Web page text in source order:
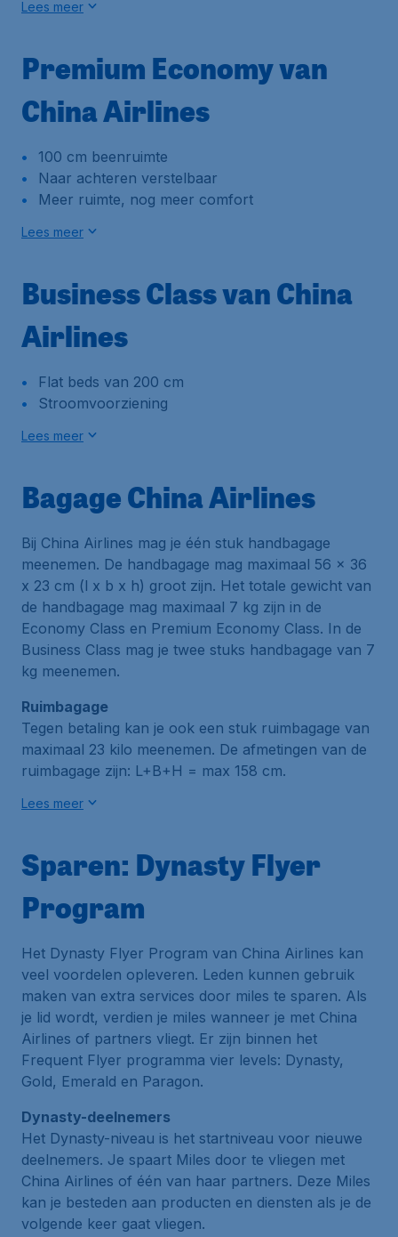
Lees meer
Premium Economy van
China Airlines
100 cm beenruimte
Naar achteren verstelbaar
Meer ruimte, nog meer comfort
Lees meer
Business Class van China
Airlines
Flat beds van 200 cm
Stroomvoorziening
Lees meer
Bagage China Airlines
Bij China Airlines mag je één stuk handbagage
meenemen. De handbagage mag maximaal 56 x 36
x 23 cm (l x b x h) groot zijn. Het totale gewicht van
de handbagage mag maximaal 7 kg zijn in de
Economy Class en Premium Economy Class. In de
Business Class mag je twee stuks handbagage van 7
kg meenemen.
Ruimbagage
Tegen betaling kan je ook een stuk ruimbagage van
maximaal 23 kilo meenemen. De afmetingen van de
ruimbagage zijn: L+B+H = max 158 cm.
Lees meer
Sparen: Dynasty Flyer
Program
Het Dynasty Flyer Program van China Airlines kan
veel voordelen opleveren. Leden kunnen gebruik
maken van extra services door miles te sparen. Als
je lid wordt, verdien je miles wanneer je met China
Airlines of partners vliegt. Er zijn binnen het
Frequent Flyer programma vier levels: Dynasty,
Gold, Emerald en Paragon.
Dynasty-deelnemers
Het Dynasty-niveau is het startniveau voor nieuwe
deelnemers. Je spaart Miles door te vliegen met
China Airlines of één van haar partners. Deze Miles
kan je besteden aan producten en diensten als je de
volgende keer gaat vliegen.